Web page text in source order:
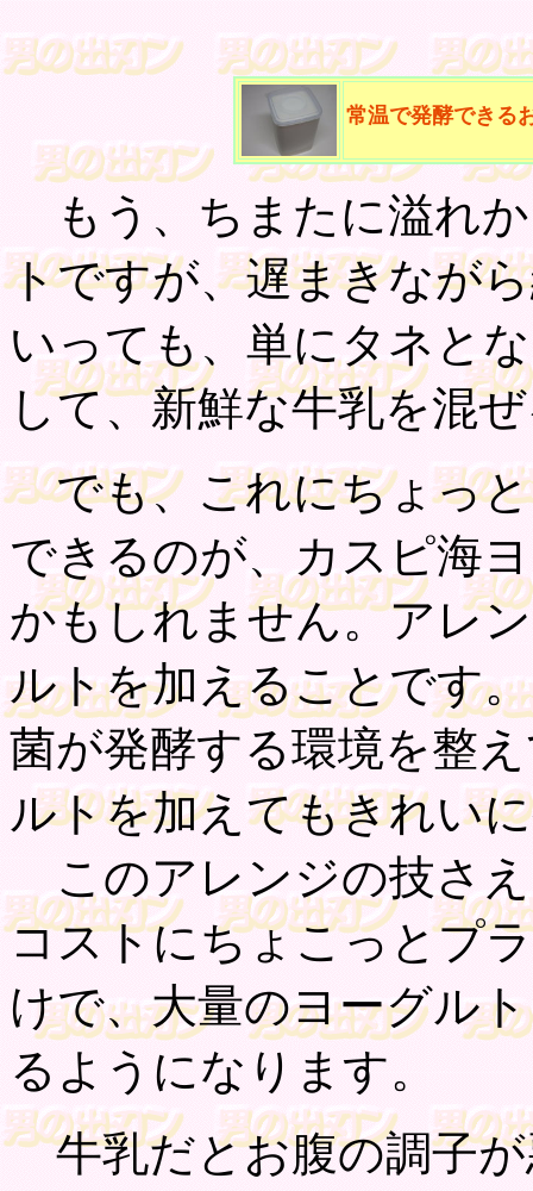
常温で発酵できる
もう、ちまたに溢れ
トですが、遅まきなが
いっても、単にタネと
して、新鮮な牛乳を混
でも、これにちょっと
できるのが、カスピ海
かもしれません。アレ
ルトを加えることです
菌が発酵する環境を整
ルトを加えてもきれい
このアレンジの技さ
コストにちょこっとプ
けで、大量のヨーグル
るようになります。
牛乳だとお腹の調子が